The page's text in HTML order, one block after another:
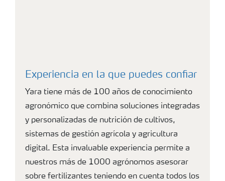
Experiencia en la que puedes confiar
Yara tiene más de 100 años de conocimiento
agronómico que combina soluciones integradas
y personalizadas de nutrición de cultivos,
sistemas de gestión agrícola y agricultura
digital. Esta invaluable experiencia permite a
nuestros más de 1000 agrónomos asesorar
sobre fertilizantes teniendo en cuenta todos los